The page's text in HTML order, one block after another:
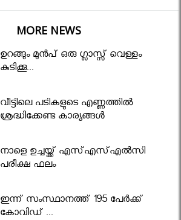
MORE NEWS
ഉറങ്ങും മുന്‍പ് ഒരു ഗ്ലാസ്സ് വെള്ളം
കുടിക്കൂ...
വീട്ടിലെ പടികളുടെ എണ്ണത്തിൽ
ശ്രദ്ധിക്കേണ്ട കാര്യങ്ങൾ
നാളെ ഉച്ചയ്ക്ക് എസ്എസ്എല്‍സി
പരീക്ഷ ഫലം
ഇന്ന് സംസ്ഥാനത്ത് 195 പേര്‍ക്ക്
കോവിഡ് ...